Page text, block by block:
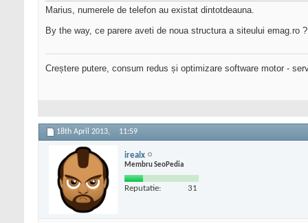
Marius, numerele de telefon au existat dintotdeauna.
By the way, ce parere aveti de noua structura a siteului emag.ro ?
Creștere putere, consum redus și optimizare software motor -
18th April 2013, 11:59
irealx
Membru SeoPedia
Reputatie: 31